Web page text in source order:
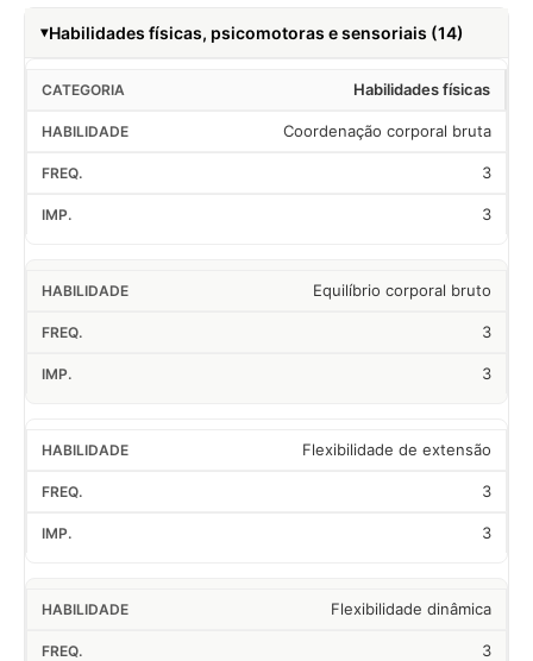
Habilidades físicas, psicomotoras e sensoriais (14)
Habilidades físicas
Coordenação corporal bruta
3
3
Equilíbrio corporal bruto
3
3
Flexibilidade de extensão
3
3
Flexibilidade dinâmica
3